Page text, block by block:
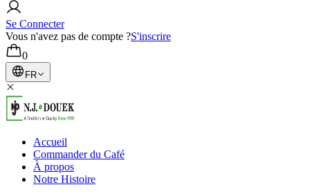
Se Connecter
Vous n'avez pas de compte ?S'inscrire
0
FR
Accueil
Commander du Café
À propos
Notre Histoire